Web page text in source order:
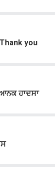
you
ਹਾਦਸਾ